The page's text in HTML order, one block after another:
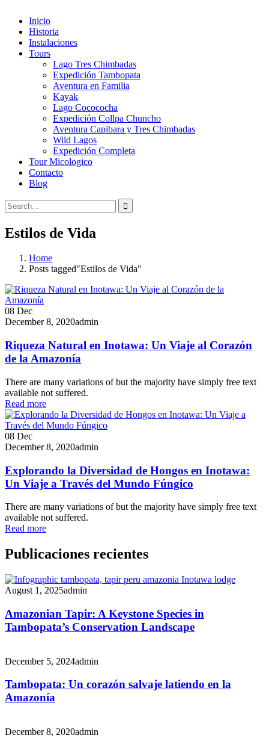
Inicio
Historia
Instalaciones
Tours
Lago Tres Chimbadas
Expedición Tambopata
Aventura en Familia
Kayak
Lago Cocococha
Expedición Collpa Chuncho
Aventura Capibara y Tres Chimbadas
Wild Lagos
Expedición Completa
Tour Micologico
Contacto
Blog
Estilos de Vida
Home
Posts tagged"Estilos de Vida"
08 Dec
December 8, 2020admin
Riqueza Natural en Inotawa: Un Viaje al Corazón
de la Amazonía
There are many variations of but the majority have simply free text
available not suffered.
Read more
08 Dec
December 8, 2020admin
Explorando la Diversidad de Hongos en Inotawa:
Un Viaje a Través del Mundo Fúngico
There are many variations of but the majority have simply free text
available not suffered.
Read more
Publicaciones recientes
August 1, 2025admin
Amazonian Tapir: A Keystone Species in
Tambopata’s Conservation Landscape
December 5, 2024admin
Tambopata: Un corazón salvaje latiendo en la
Amazonía
December 8, 2020admin